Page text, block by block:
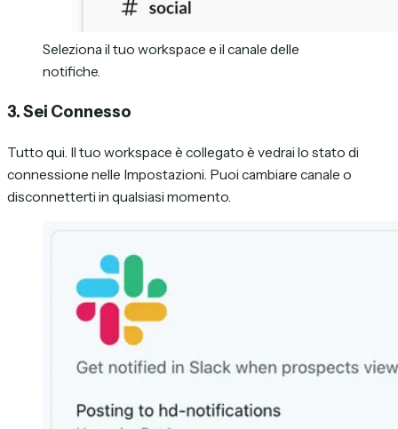
Seleziona il tuo workspace e il canale delle
notifiche.
3. Sei Connesso
Tutto qui. Il tuo workspace è collegato è vedrai lo stato di
connessione nelle Impostazioni. Puoi cambiare canale o
disconnetterti in qualsiasi momento.